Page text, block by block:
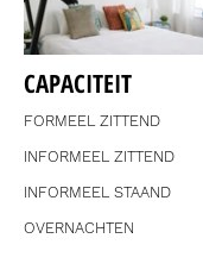
CAPACITEIT
FORMEEL ZITTEND
INFORMEEL ZITTEND
INFORMEEL STAAND
OVERNACHTEN